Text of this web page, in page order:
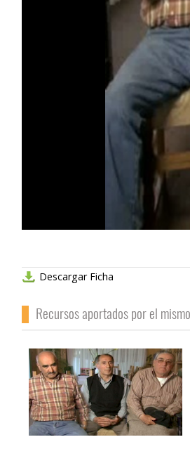
Descargar Ficha
Recursos aportados por el